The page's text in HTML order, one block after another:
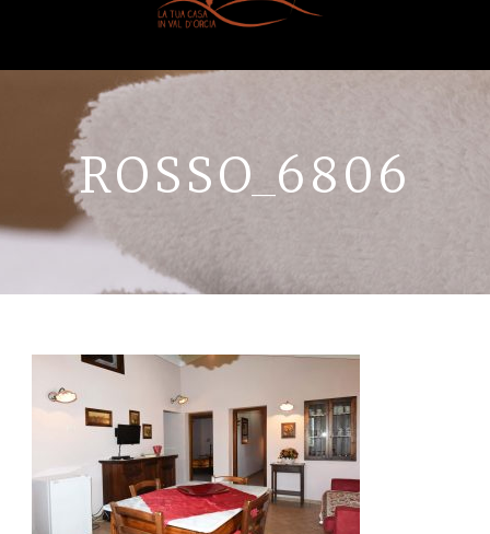
Home
Appartamenti
L’agriturismo
La Val D’Orcia
Contatti
ROSSO_6806